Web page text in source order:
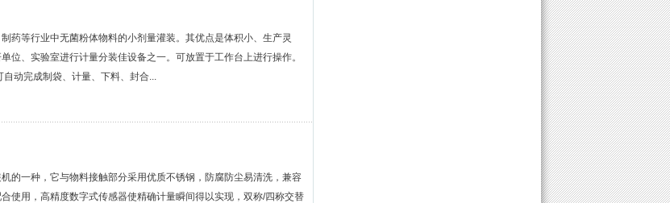
药等行业中无菌粉体物料的小剂量灌装。其优点是体积小、生产灵
位、实验室进行计量分装佳设备之一。可放置于工作台上进行操作。
动完成制袋、计量、下料、封合...
的一种，它与物料接触部分采用优质不锈钢，防腐防尘易清洗，兼容
使用，高精度数字式传感器使精确计量瞬间得以实现，双称/四称交替